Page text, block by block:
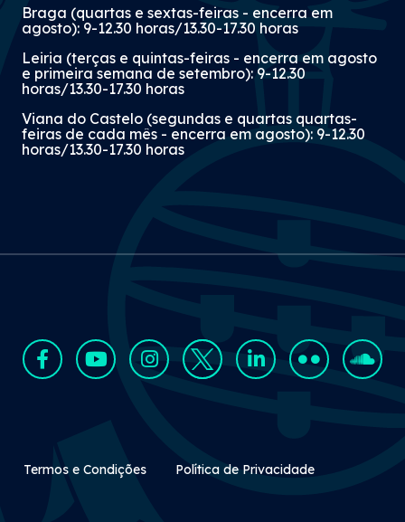
Braga (quartas e sextas-feiras - encerra em
agosto): 9-12.30 horas/13.30-17.30 horas
Leiria (terças e quintas-feiras - encerra em agosto
e primeira semana de setembro): 9-12.30
horas/13.30-17.30 horas
Viana do Castelo (segundas e quartas quartas-
feiras de cada mês - encerra em agosto): 9-12.30
horas/13.30-17.30 horas
Rodapé Secundário
Termos e Condições Política de Privacidade